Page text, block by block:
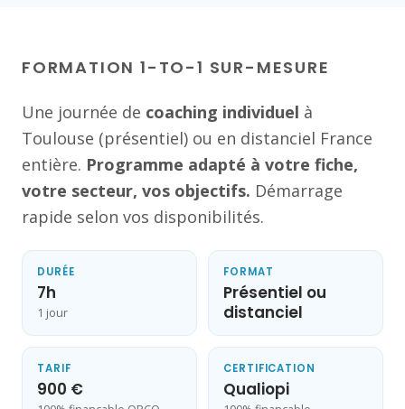
FORMATION 1-TO-1 SUR-MESURE
Une journée de coaching individuel à
Toulouse (présentiel) ou en distanciel France
entière. Programme adapté à votre fiche,
votre secteur, vos objectifs. Démarrage
rapide selon vos disponibilités.
DURÉE
7h
1 jour
FORMAT
Présentiel ou
distanciel
TARIF
900 €
CERTIFICATION
Qualiopi